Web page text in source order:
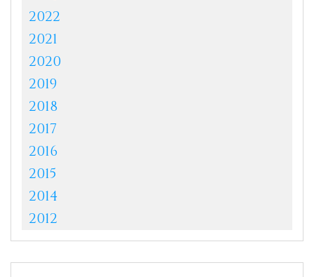
2022
2021
2020
2019
2018
2017
2016
2015
2014
2012